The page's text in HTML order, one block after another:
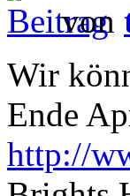
von
Wir
Ende
http://